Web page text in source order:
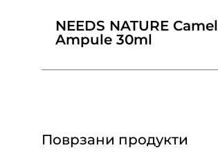
NEEDS NATURE
Ampule 30ml
Поврзани продукти